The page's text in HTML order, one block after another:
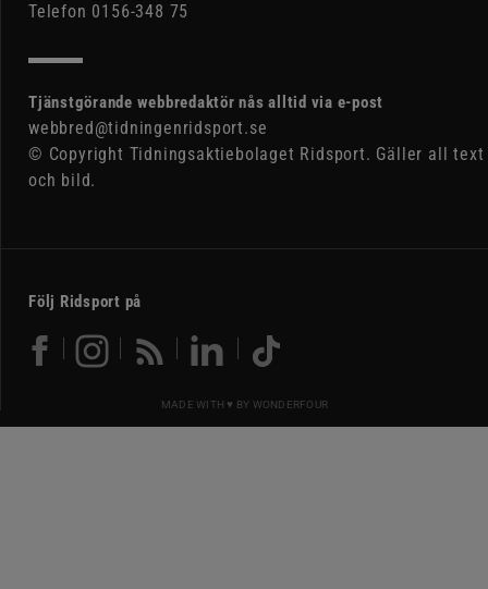
Telefon 0156-348 75
Tjänstgörande webbredaktör nås alltid via e-post
webbred@tidningenridsport.se
© Copyright Tidningsaktiebolaget Ridsport. Gäller all text
och bild.
Följ Ridsport på
MADE WITH ♥ BY WONDERFOUR